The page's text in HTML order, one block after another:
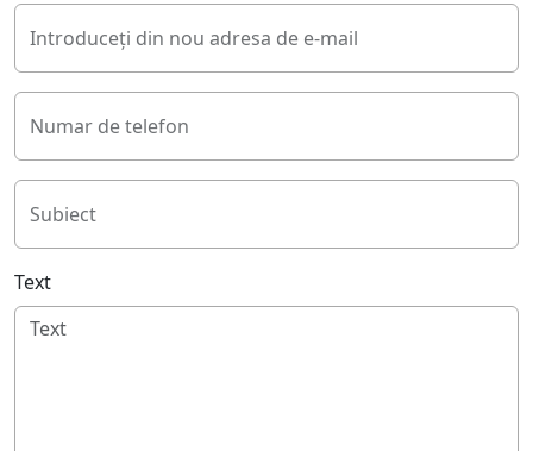
Introduceți din nou adresa de e-mail
Numar de telefon
Subiect
Text